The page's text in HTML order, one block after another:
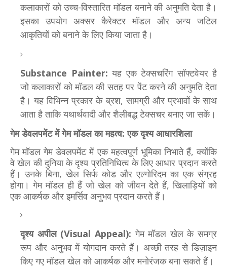
कलाकारों को उच्च-विस्तारित मॉडल बनाने की अनुमति देता है।
इसका उपयोग अक्सर कैरेक्टर मॉडल और अन्य जटिल
आकृतियों को बनाने के लिए किया जाता है।
Substance Painter: यह एक टेक्सचरिंग सॉफ्टवेयर है
जो कलाकारों को मॉडल की सतह पर पेंट करने की अनुमति देता
है। यह विभिन्न प्रकार के ब्रश, सामग्री और प्रभावों के साथ
आता है ताकि यथार्थवादी और शैलीबद्ध टेक्सचर बनाए जा सकें।
गेम डेवलपमेंट में गेम मॉडल का महत्व: एक दृश्य आधारशिला
गेम मॉडल गेम डेवलपमेंट में एक महत्वपूर्ण भूमिका निभाते हैं, क्योंकि
वे खेल की दुनिया के दृश्य प्रतिनिधित्व के लिए आधार प्रदान करते
हैं। उनके बिना, खेल सिर्फ कोड और एल्गोरिदम का एक संग्रह
होगा। गेम मॉडल ही हैं जो खेल को जीवन देते हैं, खिलाड़ियों को
एक आकर्षक और इमर्सिव अनुभव प्रदान करते हैं।
दृश्य अपील (Visual Appeal): गेम मॉडल खेल के समग्र
रूप और अनुभव में योगदान करते हैं। अच्छी तरह से डिज़ाइन
किए गए मॉडल खेल को आकर्षक और मनोरंजक बना सकते हैं।